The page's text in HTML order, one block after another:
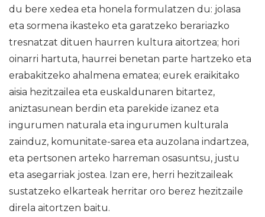
du bere xedea eta honela formulatzen du: jolasa
eta sormena ikasteko eta garatzeko berariazko
tresnatzat dituen haurren kultura aitortzea; hori
oinarri hartuta, haurrei benetan parte hartzeko eta
erabakitzeko ahalmena ematea; eurek eraikitako
aisia hezitzailea eta euskaldunaren bitartez,
aniztasunean berdin eta parekide izanez eta
ingurumen naturala eta ingurumen kulturala
zainduz, komunitate-sarea eta auzolana indartzea,
eta pertsonen arteko harreman osasuntsu, justu
eta asegarriak jostea. Izan ere, herri hezitzaileak
sustatzeko elkarteak herritar oro berez hezitzaile
direla aitortzen baitu.